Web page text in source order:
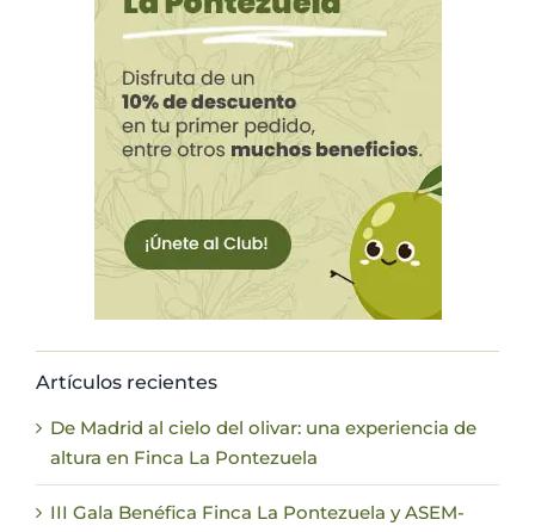
Artículos recientes
De Madrid al cielo del olivar: una experiencia de
altura en Finca La Pontezuela
III Gala Benéfica Finca La Pontezuela y ASEM-